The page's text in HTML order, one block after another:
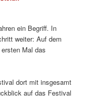
ein Begriff. In
weiter: Auf dem
Mal das
dort mit insgesamt
auf das Festival